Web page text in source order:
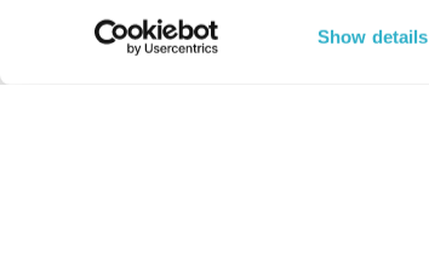
Show details